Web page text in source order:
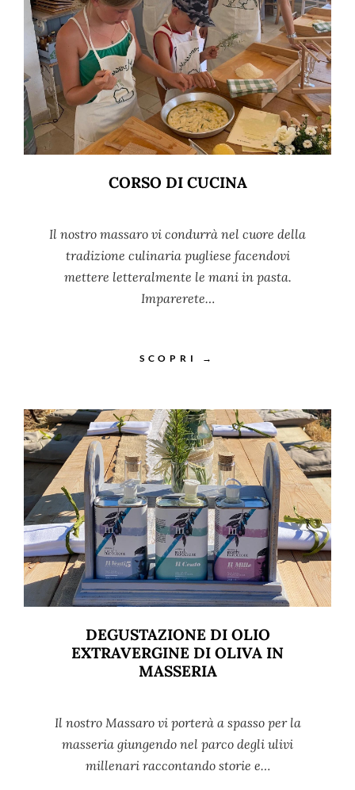
CORSO DI CUCINA
Il nostro massaro vi condurrà nel cuore della
tradizione culinaria pugliese facendovi
mettere letteralmente le mani in pasta.
Imparerete…
SCOPRI →
DEGUSTAZIONE DI OLIO
EXTRAVERGINE DI OLIVA IN
MASSERIA
Il nostro Massaro vi porterà a spasso per la
masseria giungendo nel parco degli ulivi
millenari raccontando storie e…